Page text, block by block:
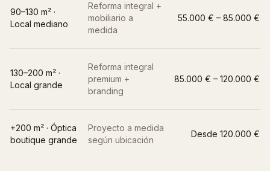
90–130 m² ·
Local mediano
Reforma integral +
mobiliario a
medida
55.000 € – 85.000 €
130–200 m² ·
Local grande
Reforma integral
premium +
branding
85.000 € – 120.000 €
+200 m² · Óptica
boutique grande
Proyecto a medida
según ubicación
Desde 120.000 €